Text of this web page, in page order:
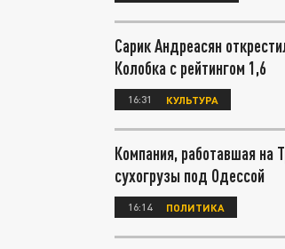
Сарик Андреасян
Колобка с рейтингом 1,6
16:31 КУЛЬТУРА
Компания, работавшая на
сухогрузы под Одессой
16:14 ПОЛИТИКА